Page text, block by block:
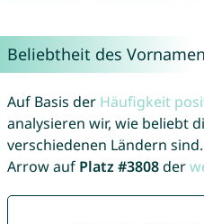
Beliebtheit des
Auf Basis der Häufigkeit
analysieren wir, wie beliebt
verschiedenen Ländern
Arrow auf Platz #3808der